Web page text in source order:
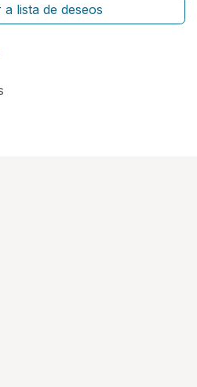
a lista de deseos